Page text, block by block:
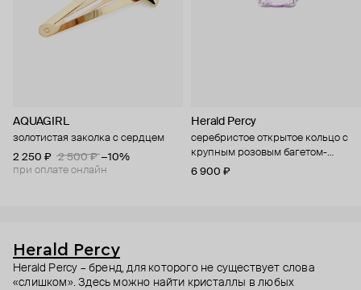
AQUAGIRL
золотистая заколка с сердцем
2 250 ₽
2 500 ₽ −10%
при оплате онлайн
Herald Percy
серебристое открытое кольцо с
крупным розовым багетом-
кристаллом
6 900 ₽
Herald Percy
Herald Percy – бренд, для которого не существует слова
«слишком». Здесь можно найти кристаллы в любых